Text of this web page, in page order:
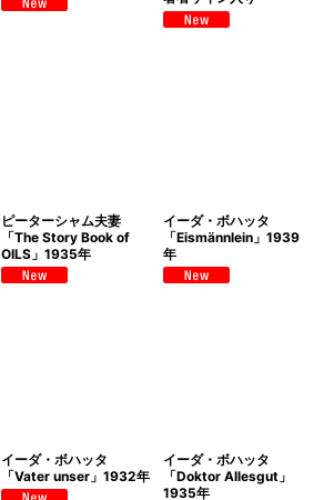
ピーターシャム夫妻
「The Story Book of
OILS」1935年
イーダ・ボハッタ
「Eismännlein」1939
年
イーダ・ボハッタ
「Vater unser」1932年
イーダ・ボハッタ
「Doktor Allesgut」
1935年